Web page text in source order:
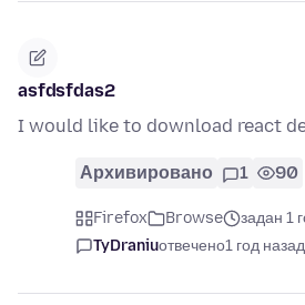
asfdsfdas2
I would like to download react
Архивировано 1 90
Firefox Browse
задан 1
TyDraniuотвечено1 год назад